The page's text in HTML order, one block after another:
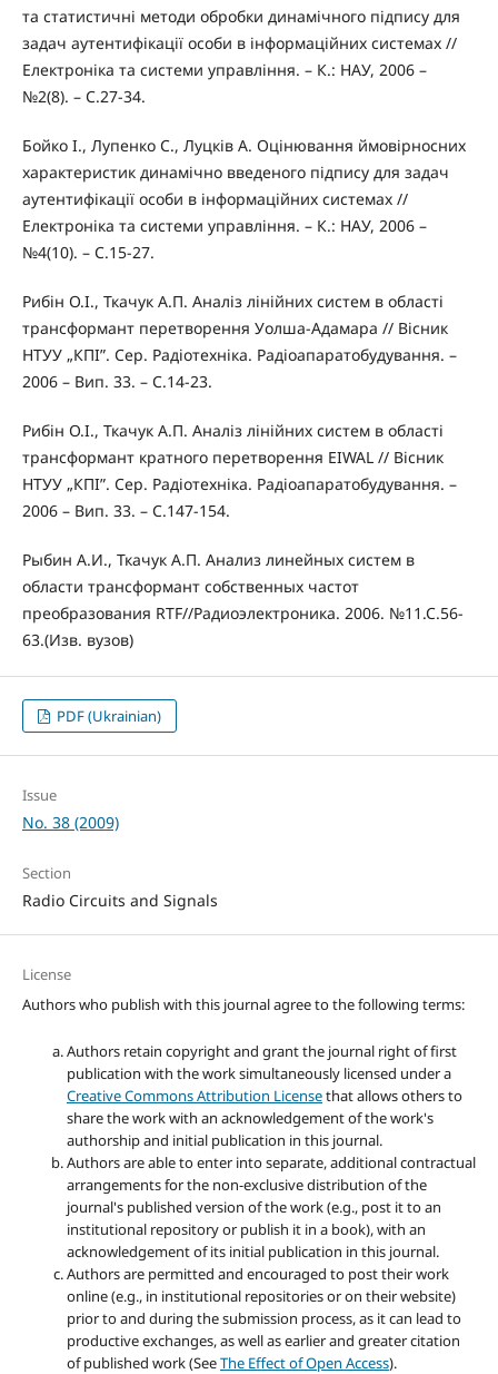
та статистичні методи обробки динамічного підпису для
задач аутентифікації особи в інформаційних системах //
Електроніка та системи управління. – К.: НАУ, 2006 –
№2(8). – С.27-34.
Бойко І., Лупенко С., Луцків А. Оцінювання ймовірносних
характеристик динамічно введеного підпису для задач
аутентифікації особи в інформаційних системах //
Електроніка та системи управління. – К.: НАУ, 2006 –
№4(10). – С.15-27.
Рибін О.І., Ткачук А.П. Аналіз лінійних систем в області
трансформант перетворення Уолша-Адамара // Вісник
НТУУ „КПІ”. Сер. Радіотехніка. Радіоапаратобудування. –
2006 – Вип. 33. – С.14-23.
Рибін О.І., Ткачук А.П. Аналіз лінійних систем в області
трансформант кратного перетворення EIWAL // Вісник
НТУУ „КПІ”. Сер. Радіотехніка. Радіоапаратобудування. –
2006 – Вип. 33. – С.147-154.
Рыбин А.И., Ткачук А.П. Анализ линейных систем в
области трансформант собственных частот
преобразования RTF//Радиоэлектроника. 2006. №11.С.56-
63.(Изв. вузов)
PDF (Ukrainian)
Issue
No. 38 (2009)
Section
Radio Circuits and Signals
License
Authors who publish with this journal agree to the following terms:
Authors retain copyright and grant the journal right of first
publication with the work simultaneously licensed under a
Creative Commons Attribution Licensethat allows others to
share the work with an acknowledgement of the work's
authorship and initial publication in this journal.
Authors are able to enter into separate, additional contractual
arrangements for the non-exclusive distribution of the
journal's published version of the work (e.g., post it to an
institutional repository or publish it in a book), with an
acknowledgement of its initial publication in this journal.
Authors are permitted and encouraged to post their work
online (e.g., in institutional repositories or on their website)
prior to and during the submission process, as it can lead to
productive exchanges, as well as earlier and greater citation
of published work (SeeThe Effect of Open Access).